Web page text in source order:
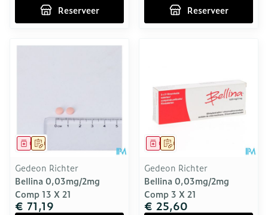
Reserveer Reserveer
Op voorschrift
Geneesmiddel
Gedeon Richter
Bellina 0,03mg/2mg
Comp 13 X 21
€ 71,19
Op voorschrift
Geneesmiddel
Gedeon Richter
Bellina 0,03mg/2mg
Comp 3 X 21
€ 25,60